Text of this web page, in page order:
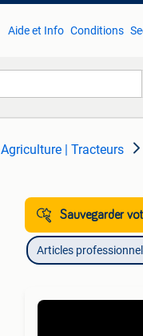
Aide et Info Conditions
Agriculture | Tracteurs
Sauvegarder
Articles